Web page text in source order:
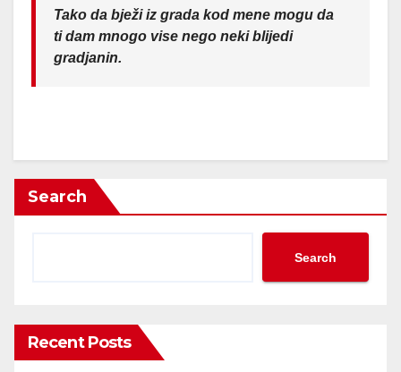
Tako da bježi iz grada kod mene mogu da
ti dam mnogo vise nego neki blijedi
gradjanin.
Search
Search
Recent Posts